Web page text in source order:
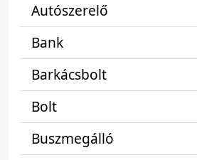
Autószerelő
Bank
Barkácsbolt
Bolt
Buszmegálló